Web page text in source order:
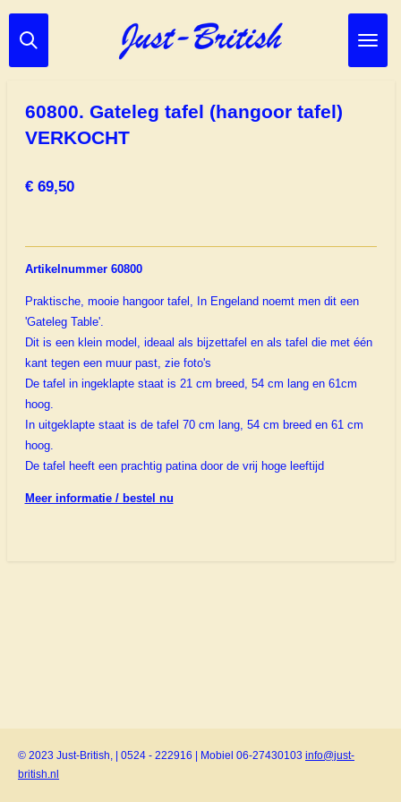
Ga
direct
60800. Gateleg tafel (hangoor tafel)
VERKOCHT
€ 69,50
Artikelnummer 60800
Praktische, mooie hangoor tafel, In Engeland noemt men dit een
'Gateleg Table'.
Dit is een klein model, ideaal als bijzettafel en als tafel die met één
kant tegen een muur past, zie foto's
De tafel in ingeklapte staat is 21 cm breed, 54 cm lang en 61cm
hoog.
In uitgeklapte staat is de tafel 70 cm lang, 54 cm breed en 61 cm
hoog.
De tafel heeft een prachtig patina door de vrij hoge leeftijd
Meer informatie / bestel nu
© 2023 Just-British, | 0524 - 222916 | Mobiel 06-27430103 info@just-
british.nl